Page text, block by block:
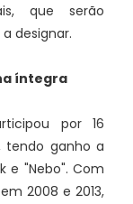
que serão
designar.
íntegra
por 16
tendo ganho a
e "Nebo". Com
2008 e 2013,